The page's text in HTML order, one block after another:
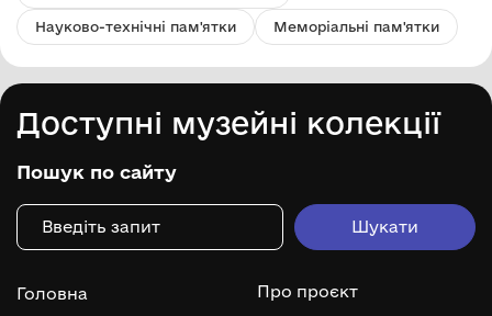
Науково-технічні пам'ятки Меморіальні пам'ятки
Доступні музейні колекції
Пошук по сайту
Головна
Про проєкт